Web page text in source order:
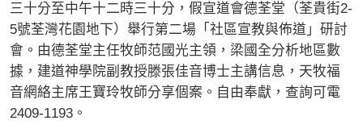
三十分至中午十二時三十分，假宣道會德荃堂（荃貴街2-
5號荃灣花園地下）舉行第二場「社區宣教與佈道」研討
會。由德荃堂主任牧師范國光主領，梁國全分析地區數
據，建道神學院副教授滕張佳音博士主講信息，天牧福
音網絡主席王寶玲牧師分享個案。自由奉獻，查詢可電
2409-1193。